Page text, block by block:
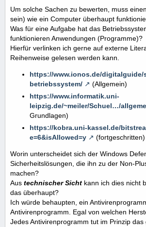
Um solche Sachen zu bewerten, muss
sein) wie ein Computer überhaupt
Was für eine Aufgabe hat das
funktionieren Anwendungen (Programme)?
Hierfür verlinken ich gerne auf externe
Reihenweise gelesen werden kann.
https://www.ionos.de/
betriebssystem/
(Allgemein)
https://www.informatik.uni-
leipzig.de/~meiler/Schuel…/
Grundlagen)
https://kobra.uni-kassel.de/
e=6&isAllowed=y
(fortgeschritten)
Worin unterscheidet sich der Windows
Sicherheitslösungen, die ihn zu der Non-
machen?
Aus technischer Sicht kann ich dies nicht
das überhaupt?
Ich würde behaupten, ein
Antivirenprogramm. Egal von welchen
Jedes Antivirenprogramm tut im Prinzip das